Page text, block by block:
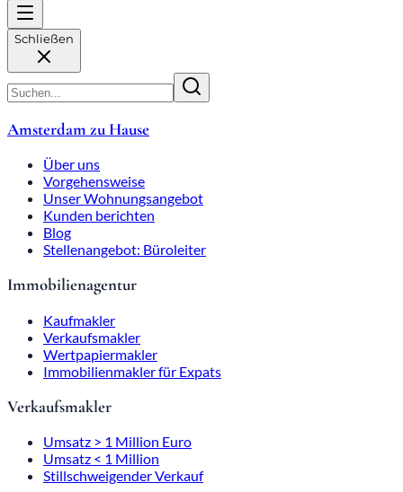
Schließen
Amsterdam zu Hause
Über uns
Vorgehensweise
Unser Wohnungsangebot
Kunden berichten
Blog
Stellenangebot: Büroleiter
Immobilienagentur
Kaufmakler
Verkaufsmakler
Wertpapiermakler
Immobilienmakler für Expats
Verkaufsmakler
Umsatz > 1 Million Euro
Umsatz < 1 Million
Stillschweigender Verkauf